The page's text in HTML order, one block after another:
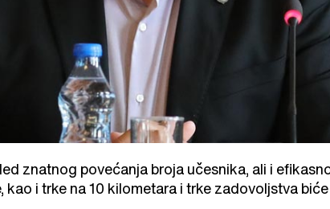
znatnog povećanja broja učesnika, ali i
i trke na 10 kilometara i trke zadovoljstva